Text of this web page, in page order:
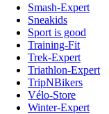
Smash-Expert
Sneakids
Sport is good
Training-Fit
Trek-Expert
Triathlon-Expert
TripNBikers
Vélo-Store
Winter-Expert